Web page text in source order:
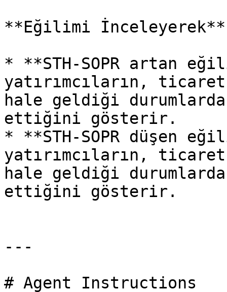
**Eğilimi İnceleyerek**
* **STH-SOPR artan
yatırımcıların,
hale geldiği
ettiğini gösterir.
* **STH-SOPR düşen
yatırımcıların,
hale geldiği
ettiğini gösterir.
---
# Agent Instructions